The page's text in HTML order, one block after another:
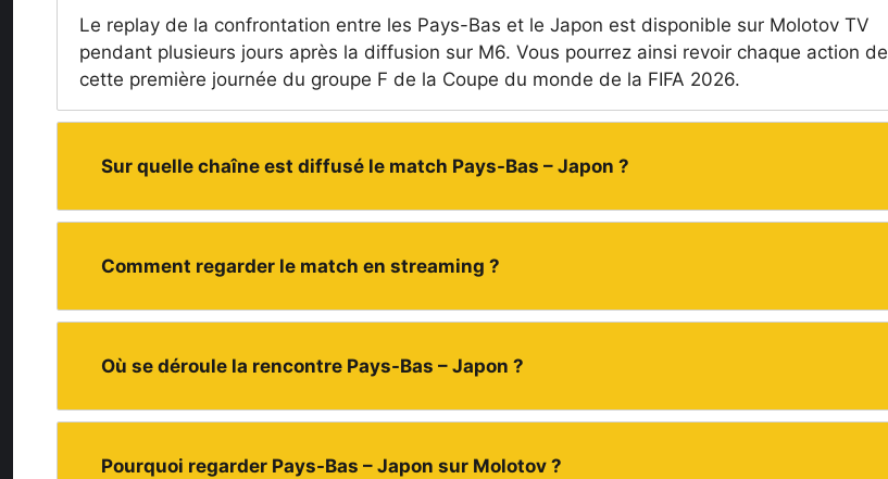
Le replay de la confrontation entre les Pays-Bas et le Japon est disponible sur Molotov TV
pendant plusieurs jours après la diffusion sur M6. Vous pourrez ainsi revoir chaque action de
cette première journée du groupe F de la Coupe du monde de la FIFA 2026.
Sur quelle chaîne est diffusé le match Pays-Bas – Japon ?
Comment regarder le match en streaming ?
Où se déroule la rencontre Pays-Bas – Japon ?
Pourquoi regarder Pays-Bas – Japon sur Molotov ?